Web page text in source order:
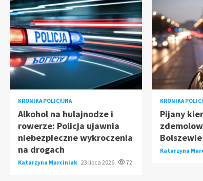
KRONIKA POLICYJNA
Alkohol na hulajnodze i
rowerze: Policja ujawnia
niebezpieczne wykroczenia
na drogach
Katarzyna Marciniak 23 lipca 2026 72
KRONIKA
Pijany
Bolszewie
Katarzyna